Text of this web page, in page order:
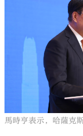
馬時亨表示，哈薩克